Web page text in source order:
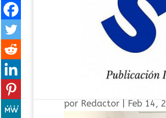
Ya está en Sax
por Redactor| Feb 14,